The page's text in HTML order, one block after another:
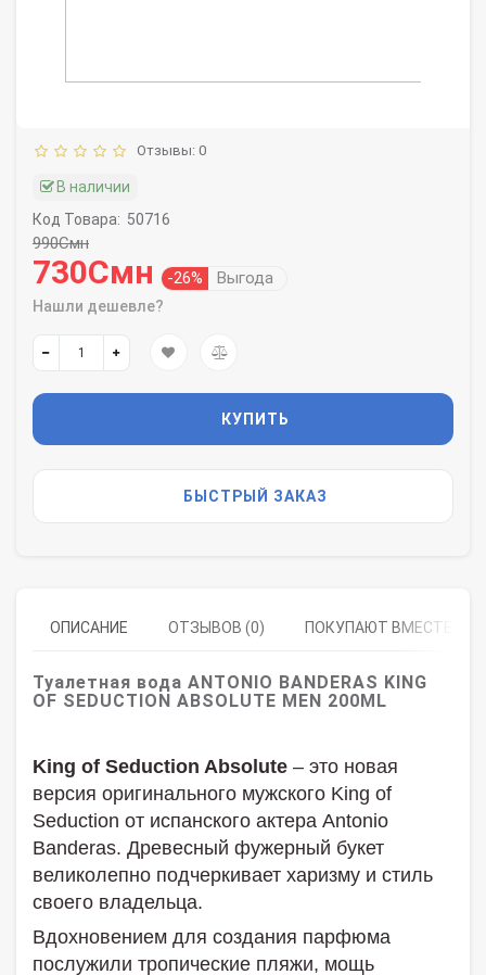
Отзывы: 0
В наличии
Код Товара: 50716
990Смн
730Смн -26% Выгода
Нашли дешевле?
КУПИТЬ
БЫСТРЫЙ ЗАКАЗ
ОПИСАНИЕ ОТЗЫВОВ (0) ПОКУПАЮТ ВМЕСТЕ
Туалетная вода ANTONIO BANDERAS KING
OF SEDUCTION ABSOLUTE MEN 200ML
King of Seduction Absolute – это новая
версия оригинального мужского King of
Seduction от испанского актера Antonio
Banderas. Древесный фужерный букет
великолепно подчеркивает харизму и стиль
своего владельца.
Вдохновением для создания парфюма
послужили тропические пляжи, мощь